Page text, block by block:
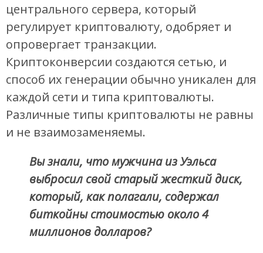
центрального сервера, который
регулирует криптовалюту, одобряет и
опровергает транзакции.
Криптоконверсии создаются сетью, и
способ их генерации обычно уникален для
каждой сети и типа криптовалюты.
Различные типы криптовалюты не равны
и не взаимозаменяемы.
Вы знали, что мужчина из Уэльса
выбросил свой старый жесткий диск,
который, как полагали, содержал
биткойны стоимостью около 4
миллионов долларов?